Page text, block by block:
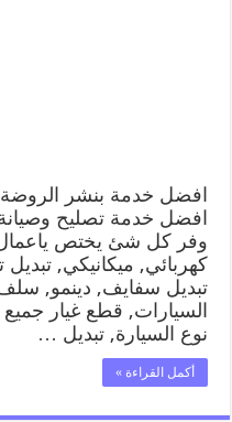
افضل خدمة بنشر
افضل خدمة تصليح وصيانة
وفر كل شئ يختص ياعمال
كهربائي, ميكانيكي,
تبديل سفايف, دينمو,
السيارات, قطع غيار
نوع السيارة, تبديل …
أكمل القراءة »